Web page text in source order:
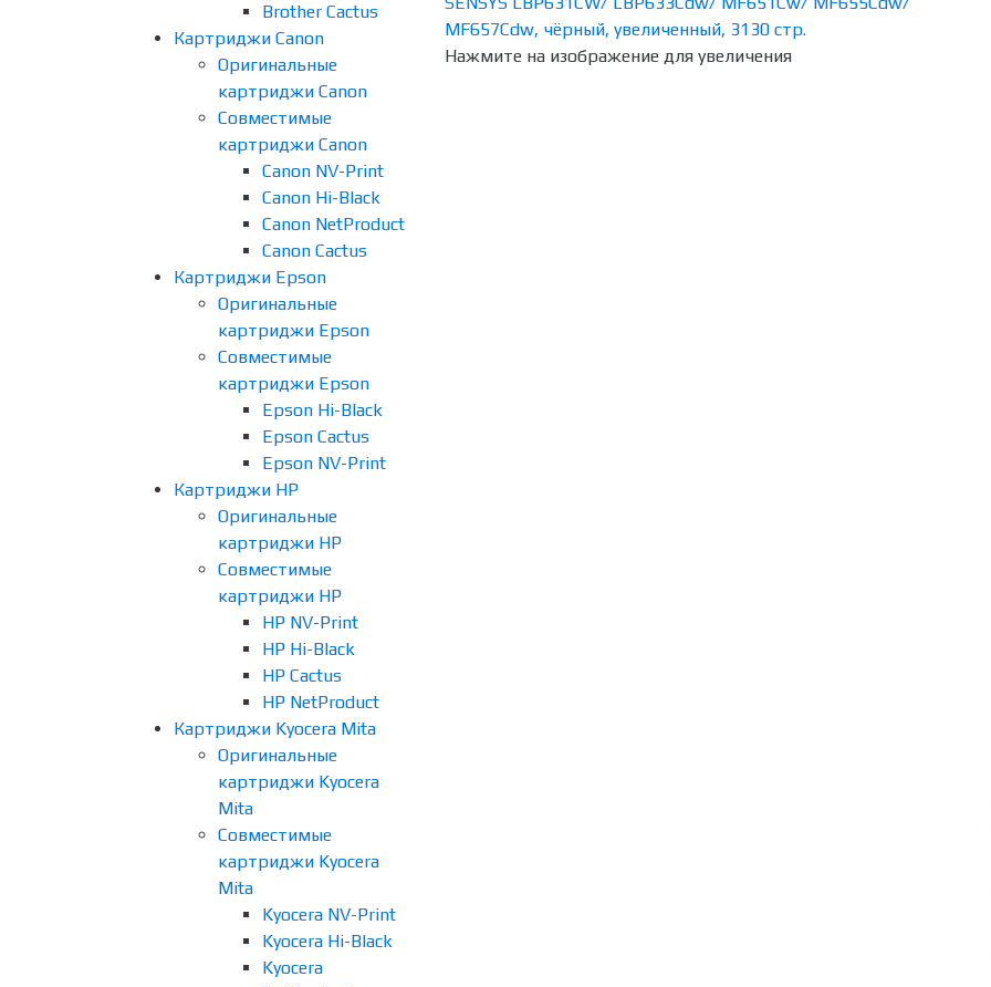
Brother Cactus
Картриджи Canon
Оригинальные
картриджи Canon
Совместимые
картриджи Canon
Canon NV-Print
Canon Hi-Black
Canon NetProduct
Canon Cactus
Картриджи Epson
Оригинальные
картриджи Epson
Совместимые
картриджи Epson
Epson Hi-Black
Epson Cactus
Epson NV-Print
Картриджи HP
Оригинальные
картриджи HP
Совместимые
картриджи HP
HP NV-Print
HP Hi-Black
HP Cactus
HP NetProduct
Картриджи Kyocera Mita
Оригинальные
картриджи Kyocera
Mita
Совместимые
картриджи Kyocera
Mita
Kyocera NV-Print
Kyocera Hi-Black
Kyocera
Нажмите на изображение для увеличения